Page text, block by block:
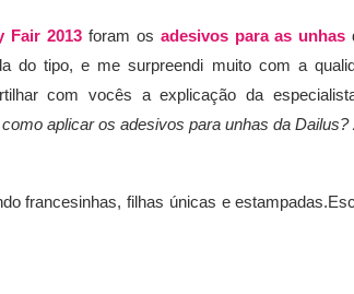
Fair 2013 foram os adesivos para as unhas
do tipo, e me surpreendi muito com a
com vocês a explicação da
aplicar os adesivos para unhas da Dailus?
francesinhas, filhas únicas e